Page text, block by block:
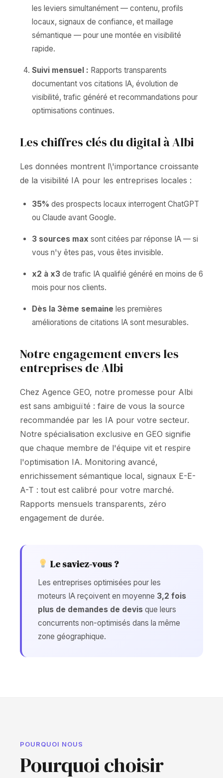
les leviers simultanément — contenu, profils
locaux, signaux de confiance, et maillage
sémantique — pour une montée en visibilité
rapide.
Suivi mensuel : Rapports transparents
documentant vos citations IA, évolution de
visibilité, trafic généré et recommandations pour
optimisations continues.
Les chiffres clés du digital à Albi
Les données montrent l\'importance croissante
de la visibilité IA pour les entreprises locales :
35% des prospects locaux interrogent ChatGPT
ou Claude avant Google.
3 sources max sont citées par réponse IA — si
vous n'y êtes pas, vous êtes invisible.
x2 à x3 de trafic IA qualifié généré en moins de 6
mois pour nos clients.
Dès la 3ème semaine les premières
améliorations de citations IA sont mesurables.
Notre engagement envers les
entreprises de Albi
Chez Agence GEO, notre promesse pour Albi
est sans ambiguïté : faire de vous la source
recommandée par les IA pour votre secteur.
Notre spécialisation exclusive en GEO signifie
que chaque membre de l'équipe vit et respire
l'optimisation IA. Monitoring avancé,
enrichissement sémantique local, signaux E-E-
A-T : tout est calibré pour votre marché.
Rapports mensuels transparents, zéro
engagement de durée.
Le saviez-vous ?
Les entreprises optimisées pour les
moteurs IA reçoivent en moyenne 3,2 fois
plus de demandes de devis que leurs
concurrents non-optimisés dans la même
zone géographique.
POURQUOI NOUS
Pourquoi choisir